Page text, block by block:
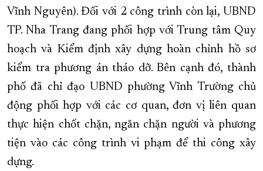
Vĩnh Nguyên). Đối với 2 công trình còn lại, UBND
TP. Nha Trang đang phối hợp với Trung tâm Quy
hoạch và Kiểm định xây dựng hoàn chỉnh hồ sơ
kiểm tra phương án tháo dỡ. Bên cạnh đó, thành
phố đã chỉ đạo UBND phường Vĩnh Trường chủ
động phối hợp với các cơ quan, đơn vị liên quan
thực hiện chốt chặn, ngăn chặn người và phương
tiện vào các công trình vi phạm để thi công xây
dựng.